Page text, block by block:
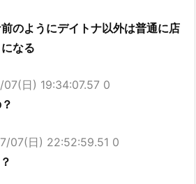
のようにデイトナ以外は普通に店
なる
日) 19:34:07.57 0
07(日) 22:52:59.51 0